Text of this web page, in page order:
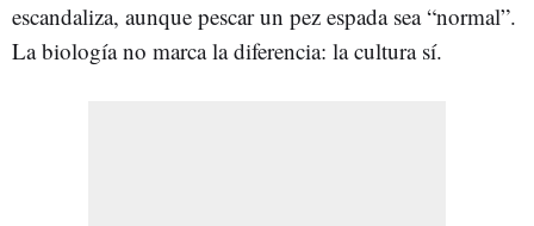
escandaliza, aunque pescar un pez espada sea “normal”.
La biología no marca la diferencia: la cultura sí.